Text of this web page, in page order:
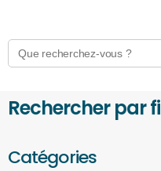
Search
for:
Rechercher par
Catégories